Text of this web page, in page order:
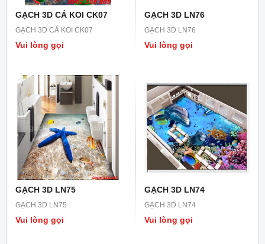
GẠCH 3D CÁ KOI CK07
GẠCH 3D CÁ KOI CK07
Vui lòng gọi
GẠCH 3D LN76
GẠCH 3D LN76
Vui lòng gọi
GẠCH 3D LN75
GẠCH 3D LN75
Vui lòng gọi
GẠCH 3D LN74
GẠCH 3D LN74
Vui lòng gọi